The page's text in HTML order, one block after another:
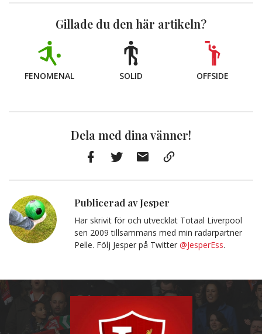
Gillade du den här artikeln?
FENOMENAL SOLID OFFSIDE
Dela med dina vänner!
Publicerad av Jesper
Har skrivit för och utvecklat Totaal Liverpool
sen 2009 tillsammans med min radarpartner
Pelle. Följ Jesper på Twitter @JesperEss.